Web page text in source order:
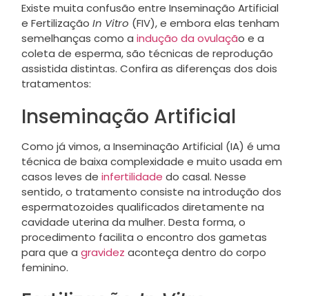
Existe muita confusão entre Inseminação Artificial
e Fertilização In Vitro (FIV), e embora elas tenham
semelhanças como a indução da ovulação e a
coleta de esperma, são técnicas de reprodução
assistida distintas. Confira as diferenças dos dois
tratamentos:
Inseminação Artificial
Como já vimos, a Inseminação Artificial (IA) é uma
técnica de baixa complexidade e muito usada em
casos leves de infertilidade do casal. Nesse
sentido, o tratamento consiste na introdução dos
espermatozoides qualificados diretamente na
cavidade uterina da mulher. Desta forma, o
procedimento facilita o encontro dos gametas
para que a gravidez aconteça dentro do corpo
feminino.